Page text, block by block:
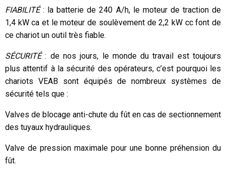
FIABILITÉ: la batterie de 240 A/h, le moteur de traction de
1,4 kW ca et le moteur de soulèvement de 2,2 kW cc font de
ce chariot un outil très fiable.
SÉCURITÉ: de nos jours, le monde du travail est toujours
plus attentif à la sécurité des opérateurs, c’est pourquoi les
chariots VEAB sont équipés de nombreux systèmes de
sécurité tels que :
Valves de blocage anti-chute du fût en cas de sectionnement
des tuyaux hydrauliques.
Valve de pression maximale pour une bonne préhension du
fût.